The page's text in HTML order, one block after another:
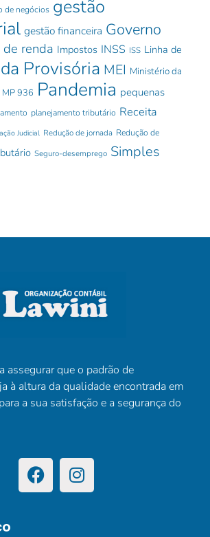
de negócios gestão
gestão financeira Governo
renda Impostos INSS ISS Linha de
Provisória MEI Ministério da
MP 936 Pandemia pequenas
planejamento tributário Receita
Judicial Redução de jornada Redução de
Seguro-desemprego Simples
assegurar que o padrão de
à altura da qualidade encontrada em
a sua satisfação e a segurança do